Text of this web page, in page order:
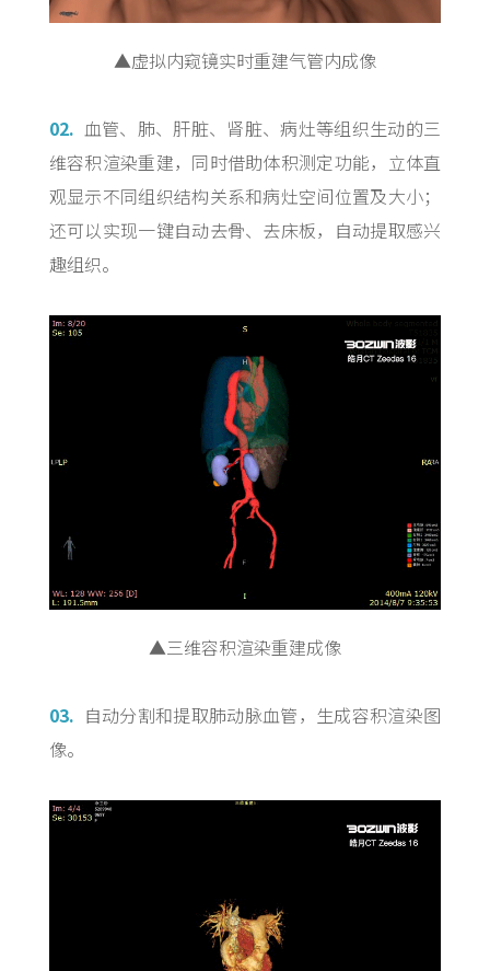
▲虚拟内窥镜实时重建气管内成像
02. 血管、肺、肝脏、肾脏、病灶等组织生动的三
维容积渲染重建，同时借助体积测定功能，立体直
观显示不同组织结构关系和病灶空间位置及大小；
还可以实现一键自动去骨、去床板，自动提取感兴
趣组织。
▲三维容积渲染重建成像
03. 自动分割和提取肺动脉血管，生成容积渲染图
像。